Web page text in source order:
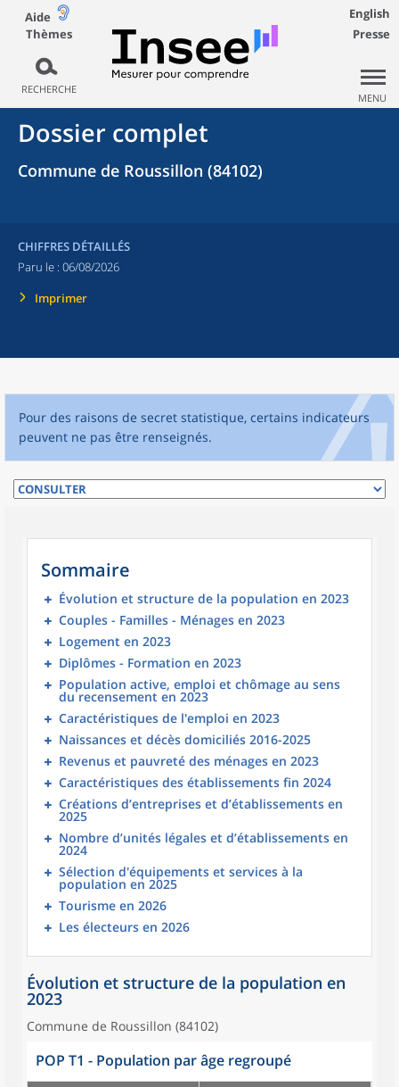
Aide
Thèmes
RECHERCHE
English
Presse
MENU
Dossier complet
Commune de Roussillon (84102)
CHIFFRES DÉTAILLÉS
Paru le : 06/08/2026
Imprimer
Pour des raisons de secret statistique, certains indicateurs
peuvent ne pas être renseignés.
Sommaire
Évolution et structure de la population en 2023
Couples - Familles - Ménages en 2023
Logement en 2023
Diplômes - Formation en 2023
Population active, emploi et chômage au sens
du recensement en 2023
Caractéristiques de l'emploi en 2023
Naissances et décès domiciliés 2016-2025
Revenus et pauvreté des ménages en 2023
Caractéristiques des établissements fin 2024
Créations d’entreprises et d’établissements en
2025
Nombre d’unités légales et d’établissements en
2024
Sélection d'équipements et services à la
population en 2025
Tourisme en 2026
Les électeurs en 2026
Évolution et structure de la population en
2023
Commune de Roussillon (84102)
POP T1 - Population par âge regroupé